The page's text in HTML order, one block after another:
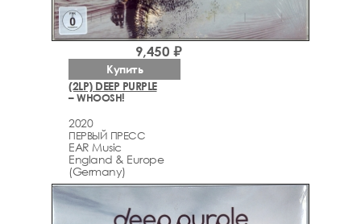
(2LP) DEEP PURPLE
– WHOOSH!
2020
ПЕРВЫЙ ПРЕСС
EAR Music
England & Europe
(Germany)
9,450 ₽
Купить